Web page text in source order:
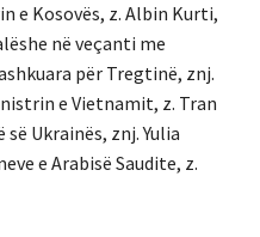
e Kosovës, z. Albin Kurti,
në veçanti me
për Tregtinë, znj.
e Vietnamit, z. Tran
Ukrainës, znj. Yulia
e Arabisë Saudite, z.